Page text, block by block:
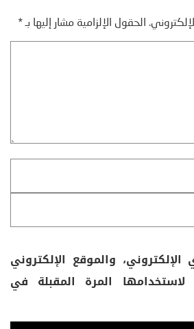
الحقول الإلزامية مشار إليها بـ*
والموقع الإلكتروني
المرة المقبلة في